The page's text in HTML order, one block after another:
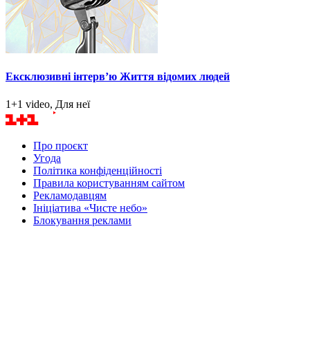
Ексклюзивні інтерв’ю Життя відомих людей
1+1 video, Для неї
Про проєкт
Угода
Політика конфіденційності
Правила користуванням сайтом
Рекламодавцям
Ініціатива «Чисте небо»
Блокування реклами